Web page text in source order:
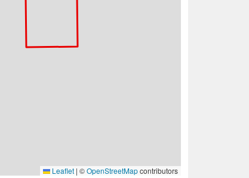
Leaflet | ©OpenStreetMapcontributors